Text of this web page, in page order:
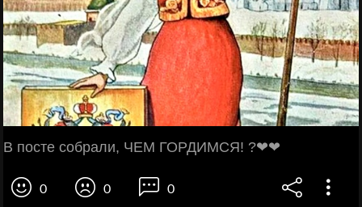
В посте собрали, ЧЕМ ГОРДИМСЯ! ?❤❤
0 0 0